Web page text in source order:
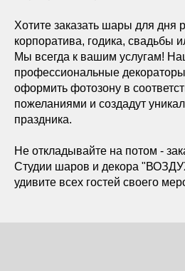
Хотите заказать шары для дня
корпоратива, годика, свадьбы
Мы всегда к вашим услугам!
профессиональные
оформить фотозону в
пожеланиями и создадут
праздника.
Не откладывайте на потом -
Студии шаров и декора
удивите всех гостей своего